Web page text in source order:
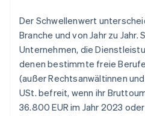
Der Schwellenwert
Branche und von Jahr zu Jahr.
Unternehmen, die
denen bestimmte freie
(außer Rechtsanwältinnen
USt. befreit, wenn ihr
36.800 EUR im Jahr 2023